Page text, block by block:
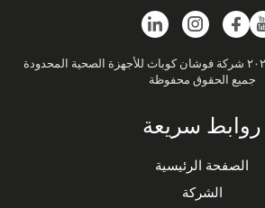
جميع الحقوق محفوظة
روابط سريعة
الصفحة الرئيسية
الشركة